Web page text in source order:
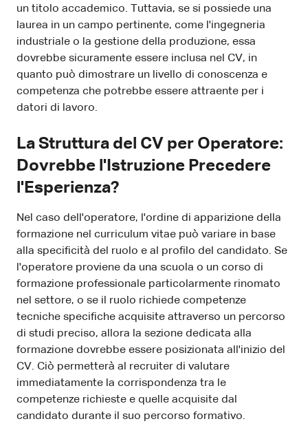
un titolo accademico. Tuttavia, se si possiede una
laurea in un campo pertinente, come l'ingegneria
industriale o la gestione della produzione, essa
dovrebbe sicuramente essere inclusa nel CV, in
quanto può dimostrare un livello di conoscenza e
competenza che potrebbe essere attraente per i
datori di lavoro.
La Struttura del CV per Operatore:
Dovrebbe l'Istruzione Precedere
l'Esperienza?
Nel caso dell'operatore, l'ordine di apparizione della
formazione nel curriculum vitae può variare in base
alla specificità del ruolo e al profilo del candidato. Se
l'operatore proviene da una scuola o un corso di
formazione professionale particolarmente rinomato
nel settore, o se il ruolo richiede competenze
tecniche specifiche acquisite attraverso un percorso
di studi preciso, allora la sezione dedicata alla
formazione dovrebbe essere posizionata all'inizio del
CV. Ciò permetterà al recruiter di valutare
immediatamente la corrispondenza tra le
competenze richieste e quelle acquisite dal
candidato durante il suo percorso formativo.